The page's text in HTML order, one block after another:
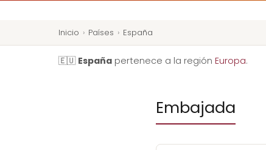
Inicio › Países › España
🇪🇺 España pertenece a la región Europa.
Embajada